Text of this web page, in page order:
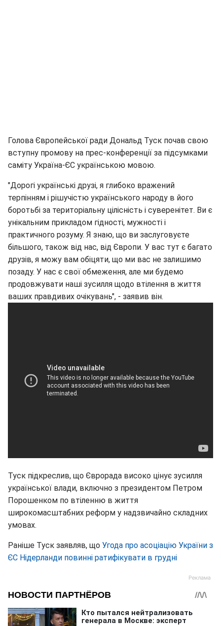
Голова Європейської ради Дональд Туск почав свою
вступну промову на прес-конференції за підсумками
саміту Україна-ЄС українською мовою.
"Дорогі українські друзі, я глибоко вражений
терпінням і рішучістю українського народу в його
боротьбі за територіальну цілісність і суверенітет. Ви є
унікальним прикладом гідності, мужності і
практичного розуму. Я знаю, що ви заслуговуєте
більшого, також від нас, від Європи. У вас тут є багато
друзів, я можу вам обіцяти, що ми вас не залишимо
позаду. У нас є свої обмеження, але ми будемо
продовжувати наші зусилля щодо втілення в життя
ваших правдивих очікувань", - заявив він.
Туск підкреслив, що Єврорада високо цінує зусилля
української влади, включно з президентом Петром
Порошенком по втіленню в життя
широкомасштабних реформ у надзвичайно складних
умовах.
Раніше Туск заявляв, що Угода про асоціацію України з
ЄС Нідерланди повинні ратифікувати в грудні